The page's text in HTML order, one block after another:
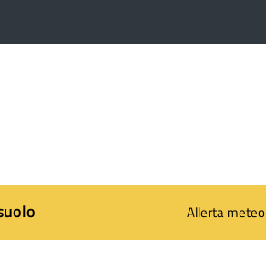
Allerta meteo